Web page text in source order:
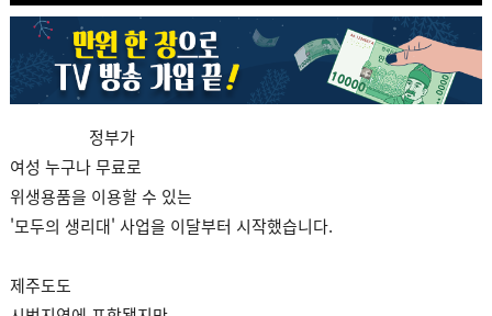
정부가
여성 누구나 무료로
위생용품을 이용할 수 있는
'모두의 생리대' 사업을 이달부터 시작했습니다.
제주도도